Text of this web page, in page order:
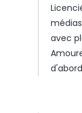
avec